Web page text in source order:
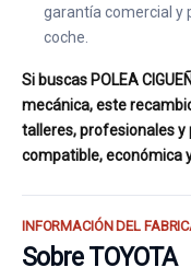
garantía comercial y
coche.
Si buscas POLEA
mecánica, este
talleres, profesionales
compatible, económica
INFORMACIÓN DEL
Sobre TOYOTA